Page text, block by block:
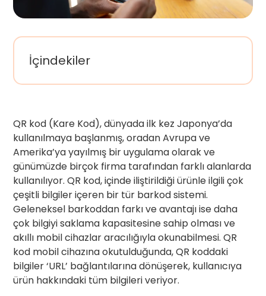
İçindekiler
QR kod (Kare Kod), dünyada ilk kez Japonya’da
kullanılmaya başlanmış, oradan Avrupa ve
Amerika’ya yayılmış bir uygulama olarak ve
günümüzde birçok firma tarafından farklı alanlarda
kullanılıyor. QR kod, içinde iliştirildiği ürünle ilgili çok
çeşitli bilgiler içeren bir tür barkod sistemi.
Geleneksel barkoddan farkı ve avantajı ise daha
çok bilgiyi saklama kapasitesine sahip olması ve
akıllı mobil cihazlar aracılığıyla okunabilmesi. QR
kod mobil cihazına okutulduğunda, QR koddaki
bilgiler ‘URL’ bağlantılarına dönüşerek, kullanıcıya
ürün hakkındaki tüm bilgileri veriyor.